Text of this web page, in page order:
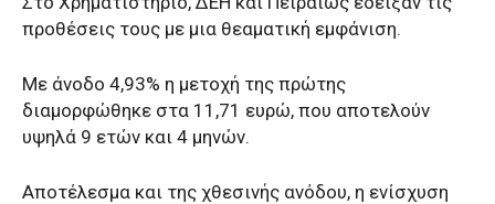
προθέσεις τους με μια θεαματική εμφάνιση.
Με άνοδο 4,93% η μετοχή της πρώτης
διαμορφώθηκε στα 11,71 ευρώ, που αποτελούν
υψηλά 9 ετών και 4 μηνών.
Αποτέλεσμα και της χθεσινής ανόδου, η ενίσχυση